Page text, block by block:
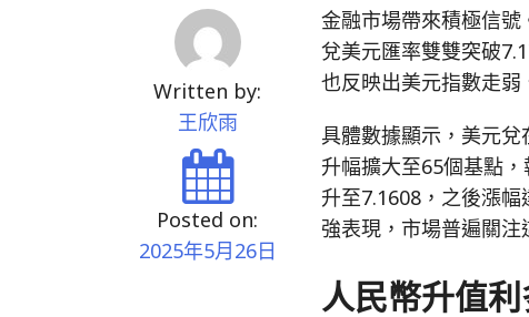
Written by:
王欣雨
Posted on:
2025年5月26日
金融市場帶來積極信號
兌美元匯率雙雙突破
也反映出美元指數走弱
具體數據顯示，美元
升幅擴大至65個基點
升至7.1608，之後漲
強表現，市場普遍關注
人民幣升值